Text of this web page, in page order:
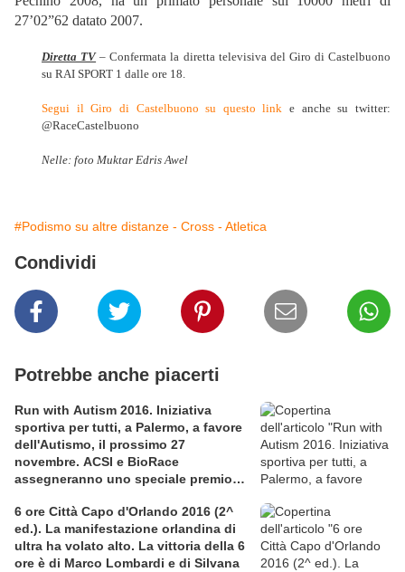
27’02”62 datato 2007.
Diretta TV – Confermata la diretta televisiva del Giro di Castelbuono
su RAI SPORT 1 dalle ore 18.
Segui il Giro di Castelbuono su questo link e anche su twitter:
@RaceCastelbuono
Nelle: foto Muktar Edris Awel
#Podismo su altre distanze - Cross - Atletica
Condividi
Potrebbe anche piacerti
Run with Autism 2016. Iniziativa
sportiva per tutti, a Palermo, a favore
dell'Autismo, il prossimo 27
novembre. ACSI e BioRace
assegneranno uno speciale premio
6 ore Città Capo d'Orlando 2016 (2^
ed.). La manifestazione orlandina di
ultra ha volato alto. La vittoria della 6
ore è di Marco Lombardi e di Silvana